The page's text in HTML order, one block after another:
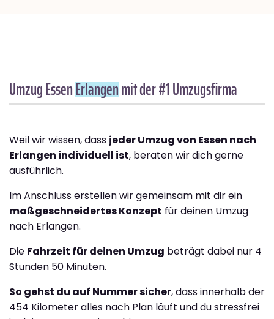
Umzug EssenErlangenmit der #1 Umzugsfirma
Weil wir wissen, dass jeder Umzug von Essen nach
Erlangen individuell ist, beraten wir dich gerne
ausführlich.
Im Anschluss erstellen wir gemeinsam mit dir ein
maßgeschneidertes Konzept für deinen Umzug
nach Erlangen.
Die Fahrzeit für deinen Umzug beträgt dabei nur 4
Stunden 50 Minuten.
So gehst du auf Nummer sicher, dass innerhalb der
454 Kilometer alles nach Plan läuft und du stressfrei